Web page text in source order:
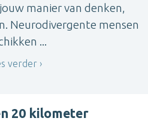
manier van denken,
Neurodivergente mensen
...
verder
20 kilometer